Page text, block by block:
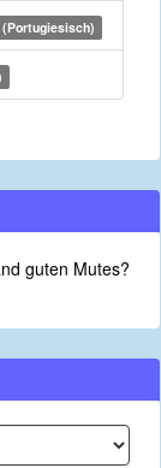
guten Mutes?